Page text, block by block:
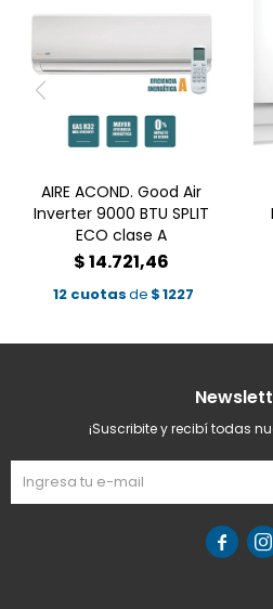
AIRE ACOND. Good Air
Inverter 9000 BTU SPLIT
ECO clase A
$14.721,46
12 cuotasde $1227
¡Suscribite y recibí todas
 